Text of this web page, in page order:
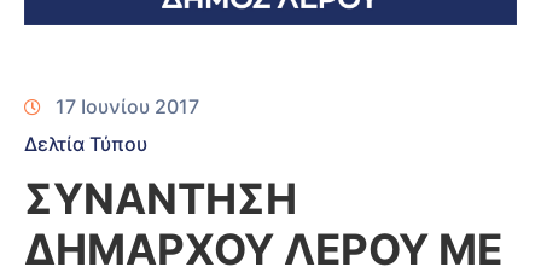
17 Ιουνίου 2017
Δελτία Τύπου
ΣΥΝΑΝΤΗΣΗ
ΔΗΜΑΡΧΟΥ ΛΕΡΟΥ ΜΕ